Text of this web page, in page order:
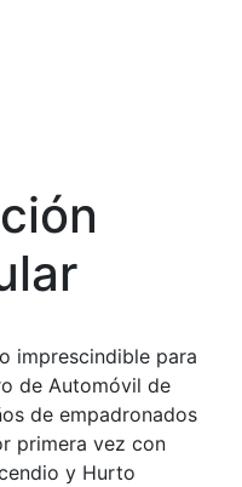
La
la
vehículos
que